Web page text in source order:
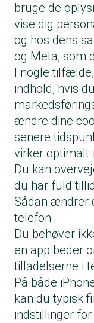
bruge de
vise dig
og hos dens
og Meta, som
I nogle
indhold, hvis
ændre dine
senere
virker optimalt
Du kan
du har fuld
Sådan ændrer
telefon
Du behøver
en app beder
tilladelserne i
På både
kan du typisk
indstillinger for